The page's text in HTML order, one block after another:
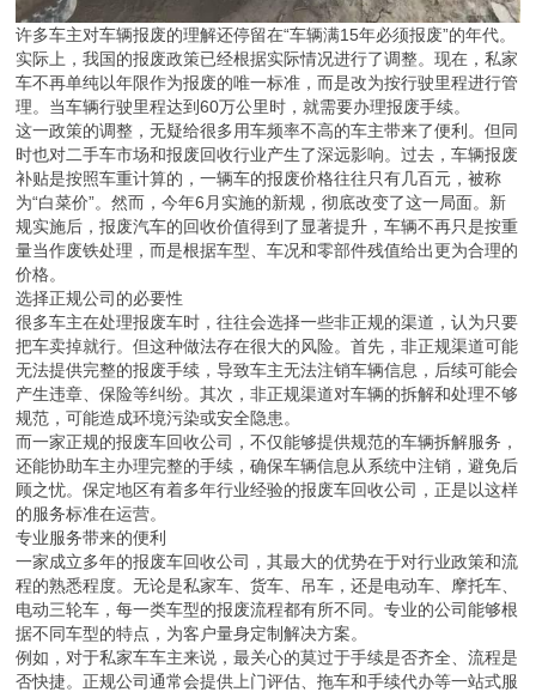
许多车主对车辆报废的理解还停留在“车辆满15年必须报废”的年代。
实际上，我国的报废政策已经根据实际情况进行了调整。现在，私家
车不再单纯以年限作为报废的唯一标准，而是改为按行驶里程进行管
理。当车辆行驶里程达到60万公里时，就需要办理报废手续。
这一政策的调整，无疑给很多用车频率不高的车主带来了便利。但同
时也对二手车市场和报废回收行业产生了深远影响。过去，车辆报废
补贴是按照车重计算的，一辆车的报废价格往往只有几百元，被称
为“白菜价”。然而，今年6月实施的新规，彻底改变了这一局面。新
规实施后，报废汽车的回收价值得到了显著提升，车辆不再只是按重
量当作废铁处理，而是根据车型、车况和零部件残值给出更为合理的
价格。
选择正规公司的必要性
很多车主在处理报废车时，往往会选择一些非正规的渠道，认为只要
把车卖掉就行。但这种做法存在很大的风险。首先，非正规渠道可能
无法提供完整的报废手续，导致车主无法注销车辆信息，后续可能会
产生违章、保险等纠纷。其次，非正规渠道对车辆的拆解和处理不够
规范，可能造成环境污染或安全隐患。
而一家正规的报废车回收公司，不仅能够提供规范的车辆拆解服务，
还能协助车主办理完整的手续，确保车辆信息从系统中注销，避免后
顾之忧。保定地区有着多年行业经验的报废车回收公司，正是以这样
的服务标准在运营。
专业服务带来的便利
一家成立多年的报废车回收公司，其最大的优势在于对行业政策和流
程的熟悉程度。无论是私家车、货车、吊车，还是电动车、摩托车、
电动三轮车，每一类车型的报废流程都有所不同。专业的公司能够根
据不同车型的特点，为客户量身定制解决方案。
例如，对于私家车车主来说，最关心的莫过于手续是否齐全、流程是
否快捷。正规公司通常会提供上门评估、拖车和手续代办等一站式服